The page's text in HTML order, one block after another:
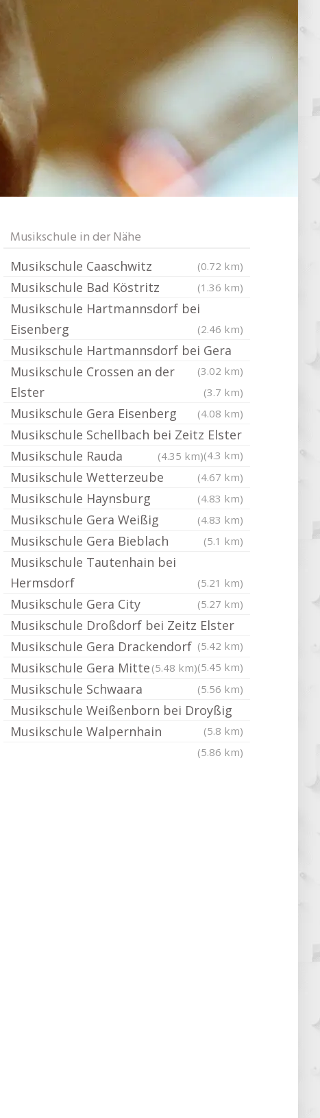
Musikschule in der Nähe
Musikschule Caaschwitz (0.72 km)
Musikschule Bad Köstritz (1.36 km)
Musikschule Hartmannsdorf bei
Eisenberg
(2.46 km)
Musikschule Hartmannsdorf bei Gera
(3.02 km)
Musikschule Crossen an der
Elster
(3.7 km)
Musikschule Gera Eisenberg (4.08 km)
Musikschule Schellbach bei Zeitz Elster
(4.3 km)
Musikschule Rauda (4.35 km)
Musikschule Wetterzeube (4.67 km)
Musikschule Haynsburg (4.83 km)
Musikschule Gera Weißig (4.83 km)
Musikschule Gera Bieblach (5.1 km)
Musikschule Tautenhain bei
Hermsdorf
(5.21 km)
Musikschule Gera City (5.27 km)
Musikschule Droßdorf bei Zeitz Elster
(5.42 km)
Musikschule Gera Drackendorf
(5.45 km)
Musikschule Gera Mitte (5.48 km)
Musikschule Schwaara (5.56 km)
Musikschule Weißenborn bei Droyßig
(5.8 km)
Musikschule Walpernhain
(5.86 km)